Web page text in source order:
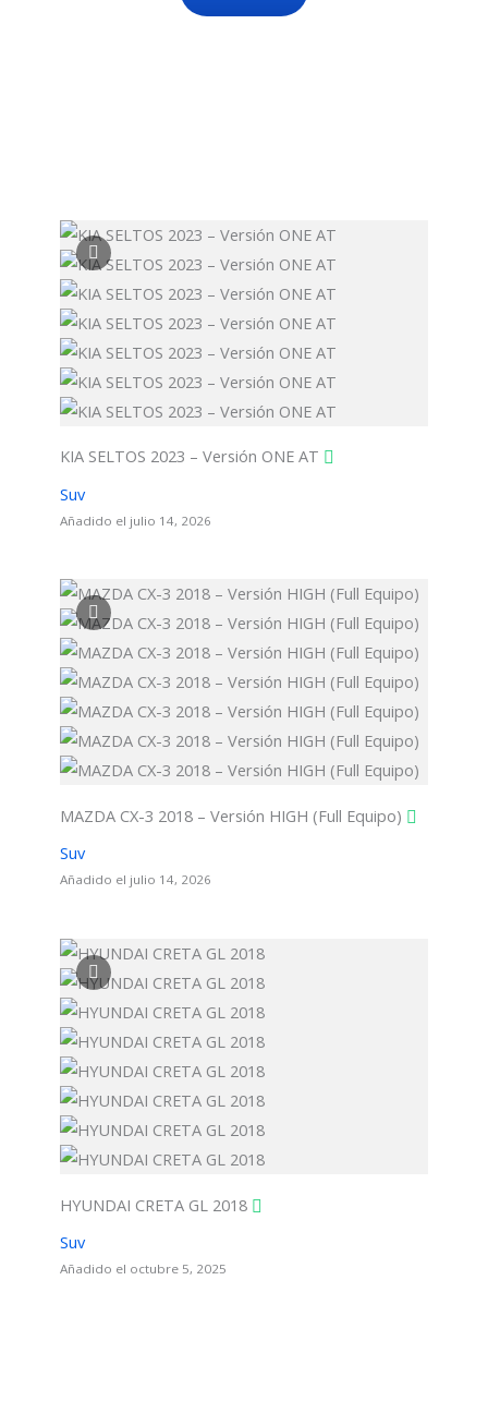
KIA SELTOS 2023 – Versión ONE AT
Suv
Añadido el julio 14, 2026
MAZDA CX-3 2018 – Versión HIGH (Full Equipo)
Suv
Añadido el julio 14, 2026
HYUNDAI CRETA GL 2018
Suv
Añadido el octubre 5, 2025